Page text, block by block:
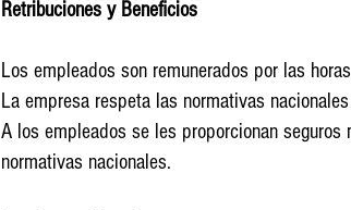
Retribuciones y Beneficios
Los empleados son remunerados por las
La empresa respeta las normativas
A los empleados se les proporcionan
normativas nacionales.